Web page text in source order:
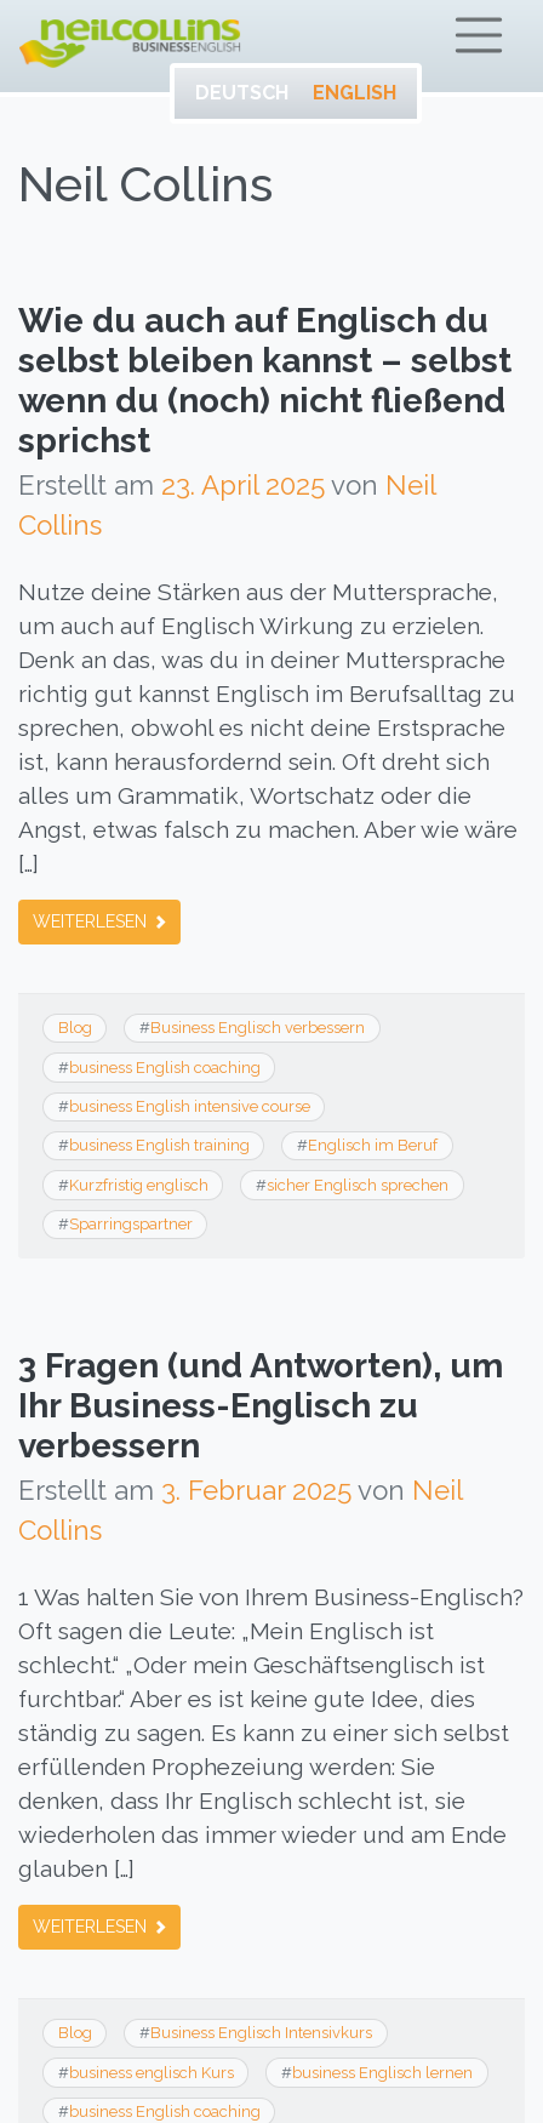
Neil Collins –
ENTWICKELN SIE
IHR VOLLES
POTENTIAL AUF
ENGLISCH.
Neil Collins
Wie du auch auf Englisch du
selbst bleiben kannst – selbst
wenn du (noch) nicht fließend
sprichst
Erstellt am 23. April 2025von Neil
Collins
Nutze deine Stärken aus der Muttersprache,
um auch auf Englisch Wirkung zu erzielen.
Denk an das, was du in deiner Muttersprache
richtig gut kannst Englisch im Berufsalltag zu
sprechen, obwohl es nicht deine Erstsprache
ist, kann herausfordernd sein. Oft dreht sich
alles um Grammatik, Wortschatz oder die
Angst, etwas falsch zu machen. Aber wie wäre
[…]
WEITERLESEN
Blog #Business Englisch verbessern
#business English coaching
#business English intensive course
#business English training #Englisch im Beruf
#Kurzfristig englisch #sicher Englisch sprechen
#Sparringspartner
3 Fragen (und Antworten), um
Ihr Business-Englisch zu
verbessern
Erstellt am 3. Februar 2025von Neil
Collins
1 Was halten Sie von Ihrem Business-Englisch?
Oft sagen die Leute: „Mein Englisch ist
schlecht.“ „Oder mein Geschäftsenglisch ist
furchtbar.“ Aber es ist keine gute Idee, dies
ständig zu sagen. Es kann zu einer sich selbst
erfüllenden Prophezeiung werden: Sie
denken, dass Ihr Englisch schlecht ist, sie
wiederholen das immer wieder und am Ende
glauben […]
WEITERLESEN
Blog #Business Englisch Intensivkurs
#business englisch Kurs #business Englisch lernen
#business English coaching
DEUTSCH ENGLISH